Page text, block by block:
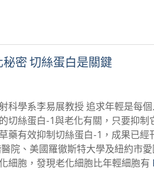
密 切絲蛋白是關鍵
科學系李易展教授 追求年輕是每
切絲蛋白-1與老化有關，只要抑
藥有效抑制切絲蛋白-1，成果已
院、美國羅徹斯特大學及紐約市
細胞，發現老化細胞比年輕細胞有